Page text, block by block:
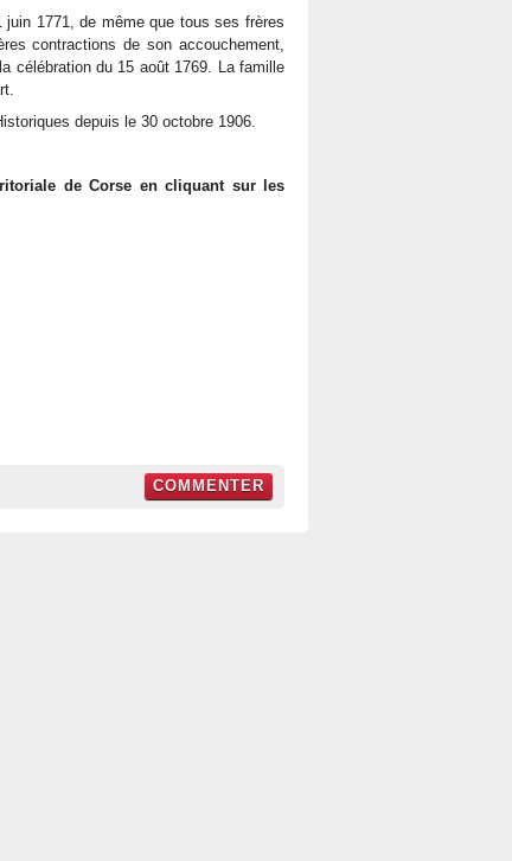
juin 1771, de même que tous ses frères
contractions de son accouchement,
célébration du 15 août 1769. La famille
depuis le 30 octobre 1906.
de Corse en cliquant sur les
COMMENTER